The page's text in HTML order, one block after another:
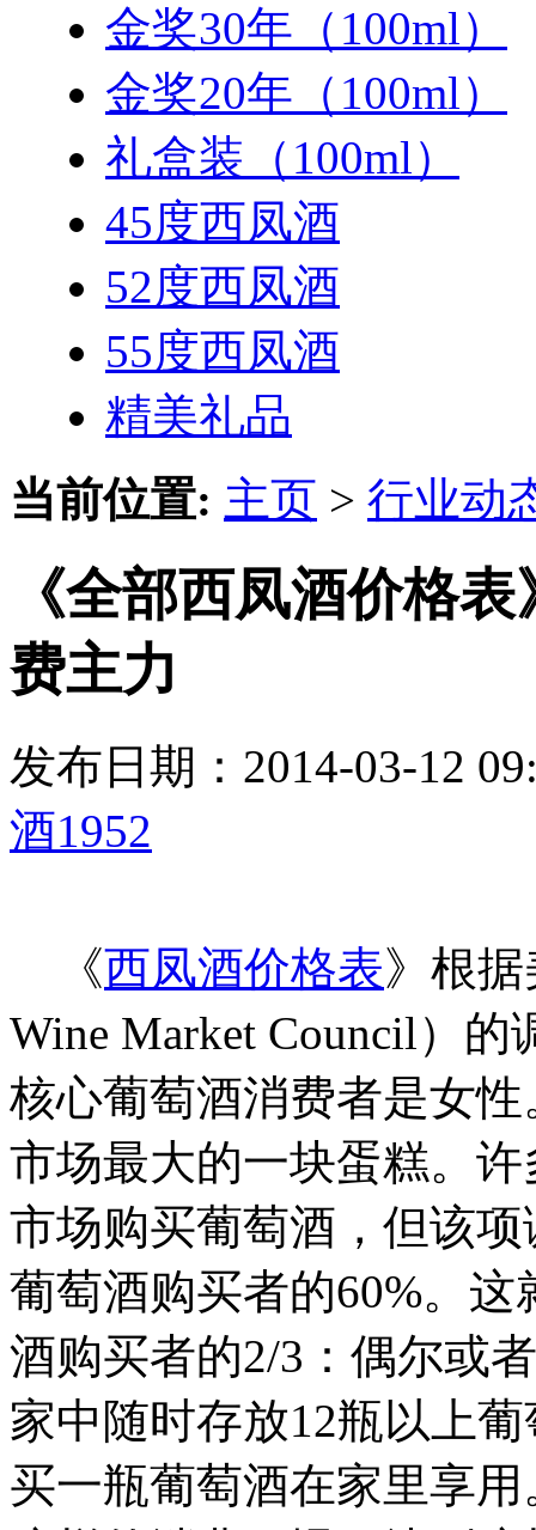
金奖30年（100ml）
金奖20年（100ml）
礼盒装（100ml）
45度西凤酒
52度西凤酒
55度西凤酒
精美礼品
当前位置: 主页 > 行业动
《全部西凤酒价格
费主力
发布日期：2014-03-12
酒1952
《西凤酒价格表》根
Wine Market Council）的
核心葡萄酒消费者是女
市场最大的一块蛋糕。
市场购买葡萄酒，但该
葡萄酒购买者的60%。
酒购买者的2/3：偶尔或
家中随时存放12瓶以上
买一瓶葡萄酒在家里享